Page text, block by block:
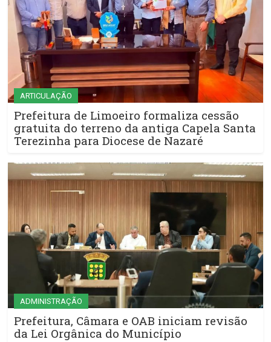
ARTICULAÇÃO
Prefeitura de Limoeiro formaliza cessão
gratuita do terreno da antiga Capela Santa
Terezinha para Diocese de Nazaré
ADMINISTRAÇÃO
Prefeitura, Câmara e OAB iniciam revisão
da Lei Orgânica do Município